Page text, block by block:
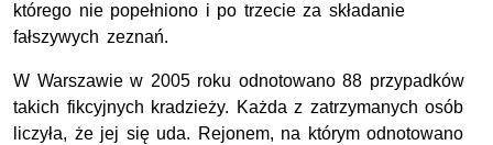
którego nie popełniono i po trzecie za składanie
fałszywych zeznań.
W Warszawie w 2005 roku odnotowano 88 przypadków
takich fikcyjnych kradzieży. Każda z zatrzymanych osób
liczyła, że jej się uda. Rejonem, na którym odnotowano